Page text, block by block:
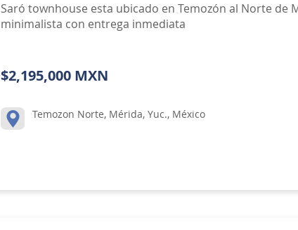
Saró townhouse esta ubicado en Temozón al Norte de
minimalista con entrega inmediata
$2,195,000 MXN
Temozon Norte, Mérida, Yuc., México